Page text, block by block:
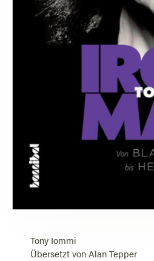
Tony Iommi
Übersetzt von Alan Tepper